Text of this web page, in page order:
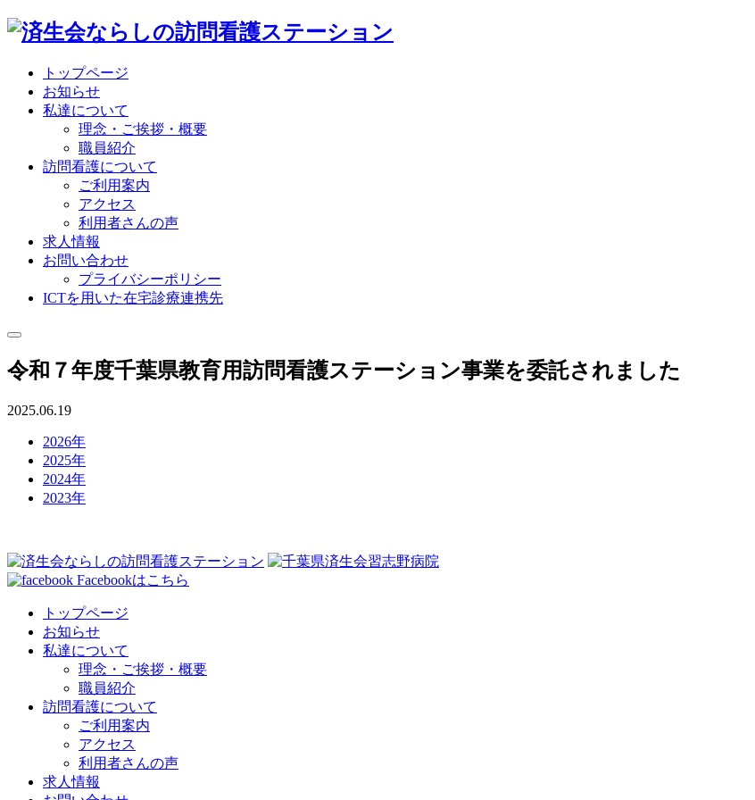
トップページ
お知らせ
私達について
理念・ご挨拶・概要
職員紹介
訪問看護について
ご利用案内
アクセス
利用者さんの声
求人情報
お問い合わせ
プライバシーポリシー
ICTを用いた在宅診療連携先
令和７年度千葉県教育用訪問看護ステーション事業を委託されました
2025.06.19
2026年
2025年
2024年
2023年
Facebookはこちら
トップページ
お知らせ
私達について
理念・ご挨拶・概要
職員紹介
訪問看護について
ご利用案内
アクセス
利用者さんの声
求人情報